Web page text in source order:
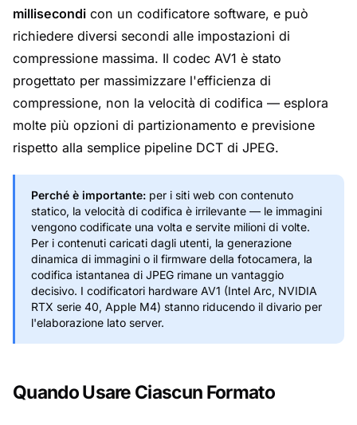
millisecondi con un codificatore software, e può
richiedere diversi secondi alle impostazioni di
compressione massima. Il codec AV1 è stato
progettato per massimizzare l'efficienza di
compressione, non la velocità di codifica — esplora
molte più opzioni di partizionamento e previsione
rispetto alla semplice pipeline DCT di JPEG.
Perché è importante: per i siti web con contenuto
statico, la velocità di codifica è irrilevante — le immagini
vengono codificate una volta e servite milioni di volte.
Per i contenuti caricati dagli utenti, la generazione
dinamica di immagini o il firmware della fotocamera, la
codifica istantanea di JPEG rimane un vantaggio
decisivo. I codificatori hardware AV1 (Intel Arc, NVIDIA
RTX serie 40, Apple M4) stanno riducendo il divario per
l'elaborazione lato server.
Quando Usare Ciascun Formato